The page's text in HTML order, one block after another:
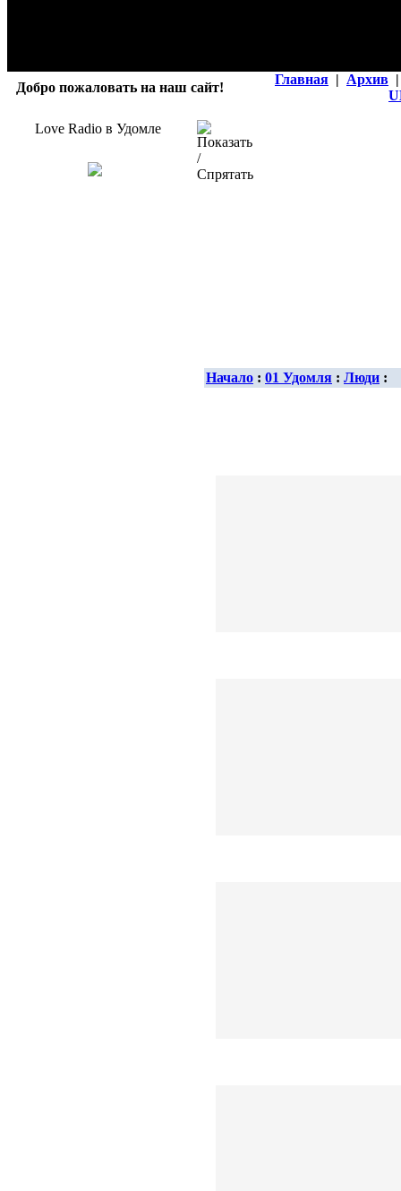
Добро пожаловать на наш сайт!
Главная | Архив |
Love Radio в Удомле
Начало : 01 Удомля : Люди :